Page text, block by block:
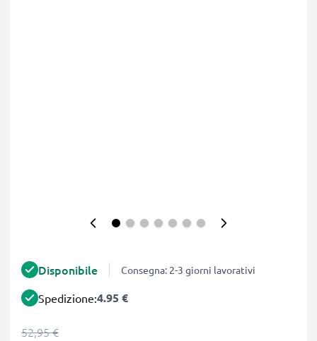
Disponibile Consegna: 2-3 giorni lavorativi
Spedizione:4.95 €
52,95 €